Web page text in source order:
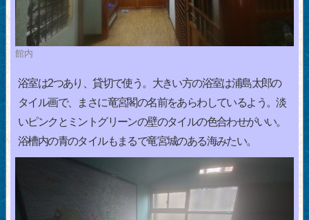
館内
浴室は2つあり、貸切で使う。大きい方の浴室は浦島太郎の
タイル画で、まさに竜宮閣の名前をあらわしているよう。淡
いピンクとミントグリーンの壁のタイルの色合わせがいい。
浴槽内の青のタイルもまるで竜宮城のある海みたい。